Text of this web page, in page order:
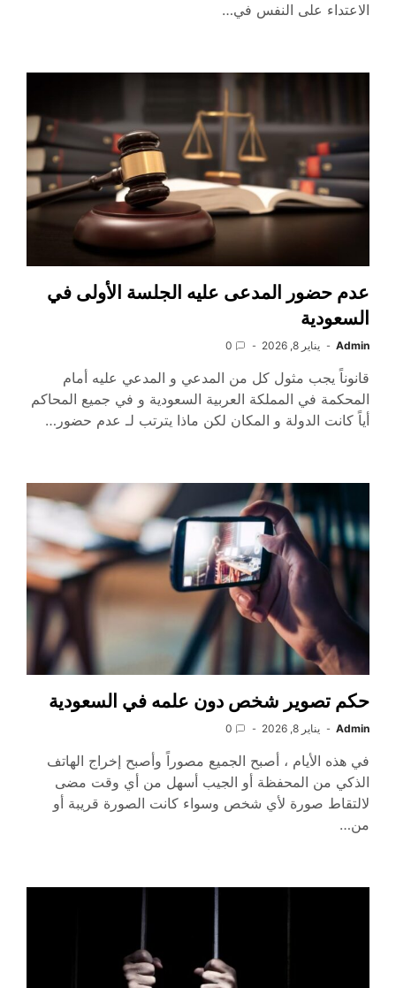
الاعتداء على النفس في…
عدم حضور المدعى عليه الجلسة الأولى في
السعودية
Admin يناير 8, 2026 0
قانوناً يجب مثول كل من المدعي و المدعي عليه أمام
المحكمة في المملكة العربية السعودية و في جميع المحاكم
أياً كانت الدولة و المكان لكن ماذا يترتب لـ عدم حضور…
حكم تصوير شخص دون علمه في السعودية
Admin يناير 8, 2026 0
في هذه الأيام ، أصبح الجميع مصوراً وأصبح إخراج الهاتف
الذكي من المحفظة أو الجيب أسهل من أي وقت مضى
لالتقاط صورة لأي شخص وسواء كانت الصورة قريبة أو
من…